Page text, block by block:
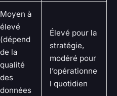
Moyen à
élevé
(dépend
de la
qualité
des
données
Élevé pour la
stratégie,
modéré pour
l’opérationne
l quotidien